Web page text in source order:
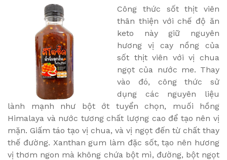
Công thức sốt thịt viên
thân thiện với chế độ ăn
keto này giữ nguyên
hương vị cay nồng của
sốt thịt viên với vị chua
ngọt của nước me. Thay
vào đó, công thức sử
dụng các nguyên liệu
lành mạnh như bột ớt tuyển chọn, muối hồng
Himalaya và nước tương chất lượng cao để tạo nên vị
mặn. Giấm táo tạo vị chua, và vị ngọt đến từ chất thay
thế đường. Xanthan gum làm đặc sốt, tạo nên hương
vị thơm ngon mà không chứa bột mì, đường, bột ngọt